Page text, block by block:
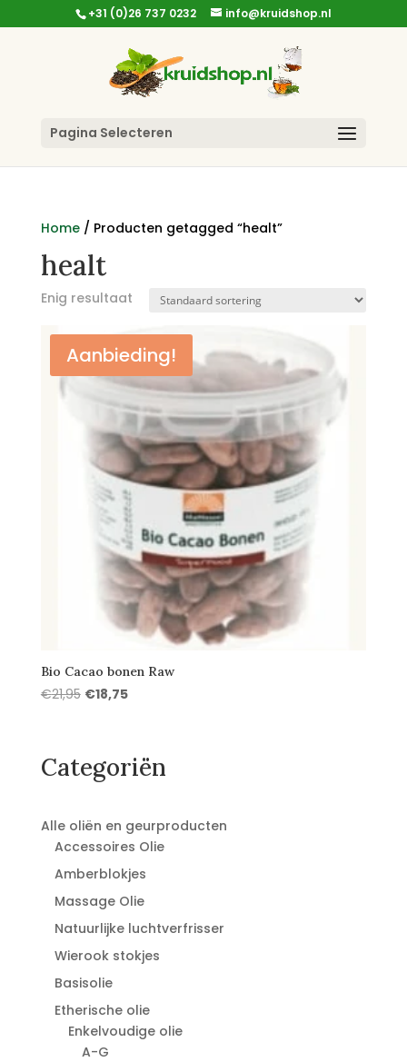
+31 (0)26 737 0232 info@kruidshop.nl
Pagina Selecteren
Home/ Producten getagged “healt”
healt
Enig resultaat
Aanbieding!
Bio Cacao bonen Raw
€21,95 Oorspronkelijke
€18,75Huidige
€18,75.
Categoriën
Alle oliën en geurproducten
Accessoires Olie
Amberblokjes
Massage Olie
Natuurlijke luchtverfrisser
Wierook stokjes
Basisolie
Etherische olie
Enkelvoudige olie
A-G